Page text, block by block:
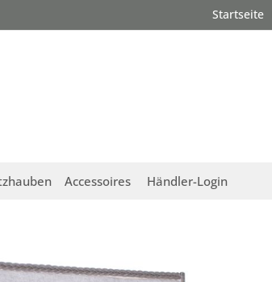
Startseite
Accessoires Händler-Login